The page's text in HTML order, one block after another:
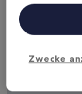
Zwecke